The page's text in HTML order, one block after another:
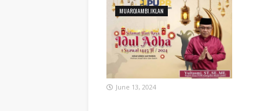
MUAROJAMBI.IKLAN
June 13, 2024